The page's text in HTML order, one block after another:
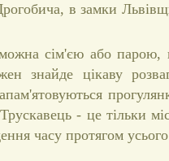
в замки
сім'єю або парою,
знайде цікаву
- це тільки
часу протягом